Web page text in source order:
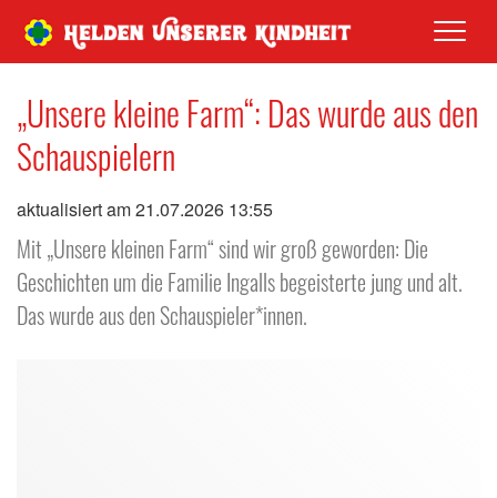
„Unsere kleine Farm“: Das wurde aus den
Schauspielern
aktualisiert am 21.07.2026 13:55
Mit „Unsere kleinen Farm“ sind wir groß geworden: Die
Geschichten um die Familie Ingalls begeisterte jung und alt.
Das wurde aus den Schauspieler*innen.